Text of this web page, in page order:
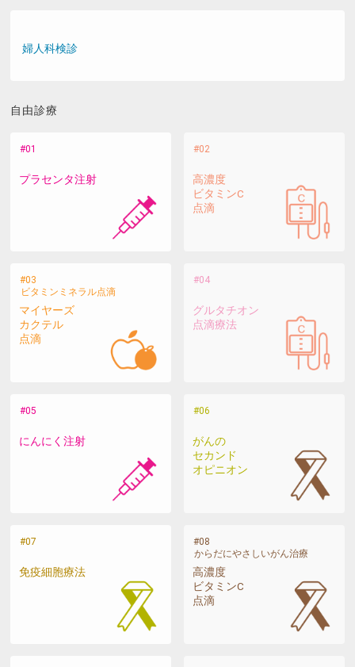
婦人科検診
自由診療
プラセンタ注射
高濃度
ビタミンC
点滴
マイヤーズ
カクテル
点滴
ビタミンミネラル点滴
グルタチオン
点滴療法
にんにく注射
がんの
セカンド
オピニオン
免疫細胞療法
高濃度
ビタミンC
点滴
からだにやさしいがん治療